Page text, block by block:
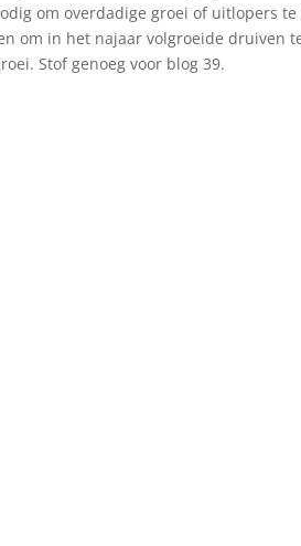
om overdadige groei of uitlopers
om in het najaar volgroeide druiven
Stof genoeg voor blog 39.